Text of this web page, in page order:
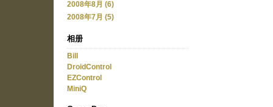
2008年8月 (6)
2008年7月 (5)
相册
Bill
DroidControl
EZControl
MiniQ